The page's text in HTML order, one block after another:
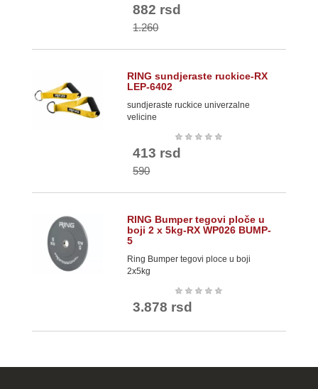
882 rsd
1.260
RING sundjeraste ruckice-RX
LEP-6402
sundjeraste ruckice univerzalne
velicine
★ ★ ★ ★ ★
413 rsd
590
RING Bumper tegovi ploče u
boji 2 x 5kg-RX WP026 BUMP-
5
Ring Bumper tegovi ploce u boji
2x5kg
★ ★ ★ ★ ★
3.878 rsd